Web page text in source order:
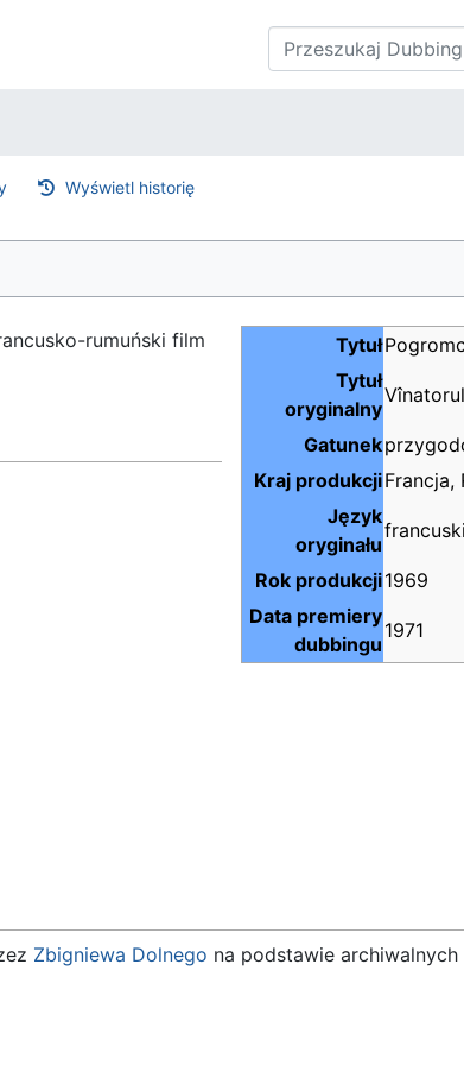
Wyświetl historię
Tytuł
Tytuł
oryginalny
Gatunek
Kraj produkcjiFrancja,
Język
oryginału
Rok produkcji1969
Data premiery
dubbingu
1971
rumuński film
Zbigniewa Dolnego na podstawie